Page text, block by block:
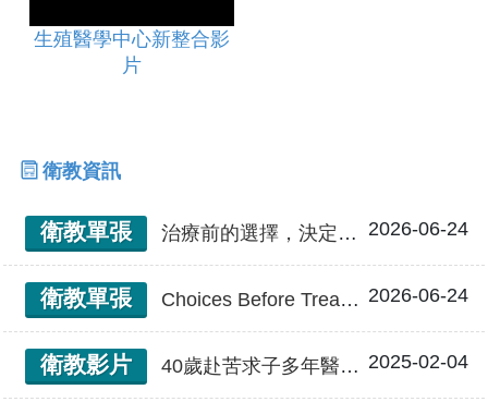
生殖醫學中心新整合影
片
衛教資訊
衛教單張 治療前的選擇，決定未來的希望：給年輕癌症病人的生育保存指南 2026-06-24
衛教單張 Choices Before Treatment, Hope for the Future: A Fertility Preservation Guide for Young Cancer Patients 治療前的選擇，決定未來的希望：給年輕癌症病人的生育保存指南 2026-06-24
衛教影片 40歲赴苦求子多年醫靠這療程成功生三胎 2025-02-04